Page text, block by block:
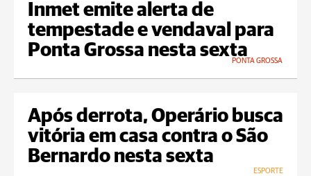
Inmet emite alerta de
tempestade e vendaval para
Ponta Grossa nesta sexta
PONTA GROSSA
Após derrota, Operário busca
vitória em casa contra o São
Bernardo nesta sexta
ESPORTE